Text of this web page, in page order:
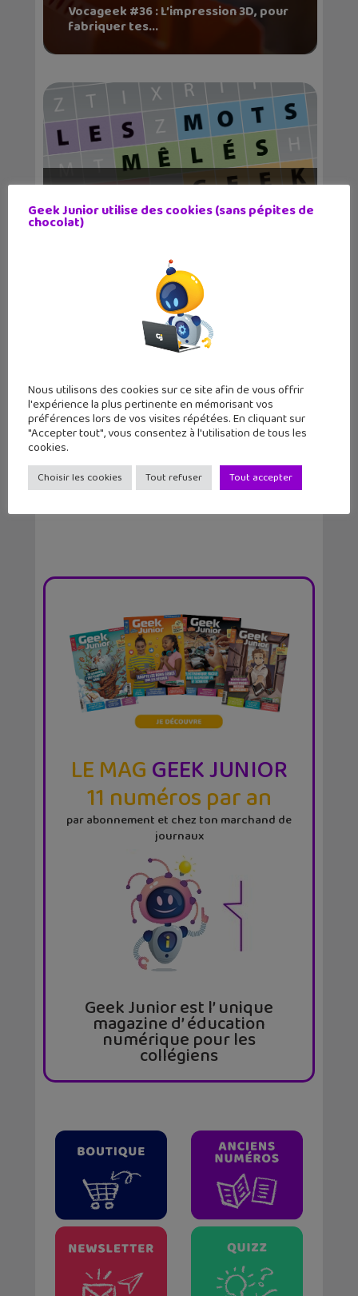
Vocageek #36 : L’impression 3D, pour
fabriquer tes...
d’un fabl...
C’est quoi un FabLab ? Le magazine
Geek Juni...
LE MAGGEEK JUNIOR
11 numéros par an
par abonnement et chez ton marchand de
journaux
Geek Junior est l’ unique
magazine d’ éducation
numérique pour les
collégiens
Geek Junior utilise des cookies (sans pépites de
chocolat)
Nous utilisons des cookies sur ce site afin de vous offrir
l'expérience la plus pertinente en mémorisant vos
préférences lors de vos visites répétées. En cliquant sur
"Accepter tout", vous consentez à l'utilisation de tous les
cookies.
Choisir les cookies Tout refuser Tout accepter